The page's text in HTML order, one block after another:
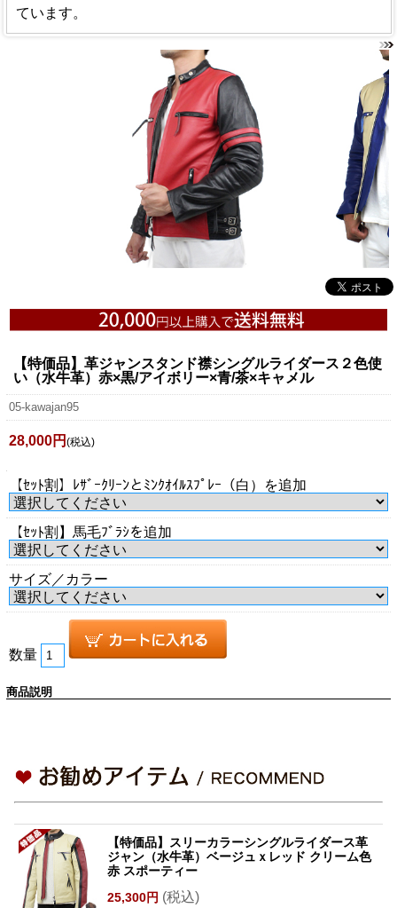
ています。
【特価品】革ジャンスタンド襟シングルライダース２色使
い（水牛革）赤×黒/アイボリー×青/茶×キャメル
05-kawajan95
28,000円 (税込)
【ｾｯﾄ割】ﾚｻﾞｰｸﾘｰﾝとﾐﾝｸｵｲﾙｽﾌﾟﾚｰ（白）を追加
【ｾｯﾄ割】馬毛ﾌﾞﾗｼを追加
サイズ／カラー
数量
商品説明
【特価品】スリーカラーシングルライダース革
ジャン（水牛革）ベージュｘレッド クリーム色
赤 スポーティー
25,300円 (税込)